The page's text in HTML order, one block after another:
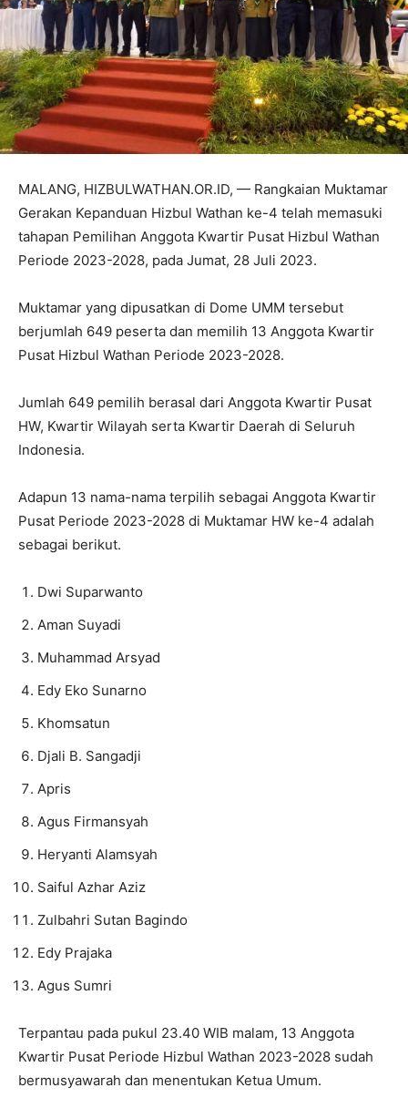
MALANG, HIZBULWATHAN.OR.ID, — Rangkaian Muktamar
Gerakan Kepanduan Hizbul Wathan ke-4 telah memasuki
tahapan Pemilihan Anggota Kwartir Pusat Hizbul Wathan
Periode 2023-2028, pada Jumat, 28 Juli 2023.
Muktamar yang dipusatkan di Dome UMM tersebut
berjumlah 649 peserta dan memilih 13 Anggota Kwartir
Pusat Hizbul Wathan Periode 2023-2028.
Jumlah 649 pemilih berasal dari Anggota Kwartir Pusat
HW, Kwartir Wilayah serta Kwartir Daerah di Seluruh
Indonesia.
Adapun 13 nama-nama terpilih sebagai Anggota Kwartir
Pusat Periode 2023-2028 di Muktamar HW ke-4 adalah
sebagai berikut.
Dwi Suparwanto
Aman Suyadi
Muhammad Arsyad
Edy Eko Sunarno
Khomsatun
Djali B. Sangadji
Apris
Agus Firmansyah
Heryanti Alamsyah
Saiful Azhar Aziz
Zulbahri Sutan Bagindo
Edy Prajaka
Agus Sumri
Terpantau pada pukul 23.40 WIB malam, 13 Anggota
Kwartir Pusat Periode Hizbul Wathan 2023-2028 sudah
bermusyawarah dan menentukan Ketua Umum.